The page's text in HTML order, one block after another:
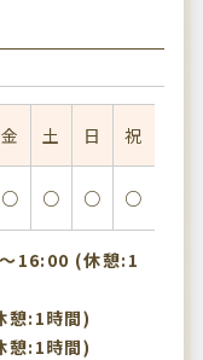
金 土 日 祝
○ ○ ○ ○
16:00 (休憩:1
:1時間)
:1時間)